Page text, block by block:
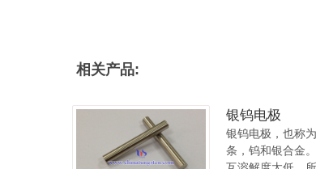
相关产品:
银钨电极
银钨电极，也称
条，钨和银合金